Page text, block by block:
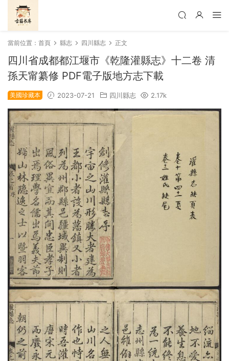
當前位置： 首頁 縣志 四川縣志 正文
四川省成都都江堰市《乾隆灌縣志》十二卷 清
孫天甯纂修 PDF電子版地方志下載
美國珍藏本 2023-07-21 四川縣志 2.17k